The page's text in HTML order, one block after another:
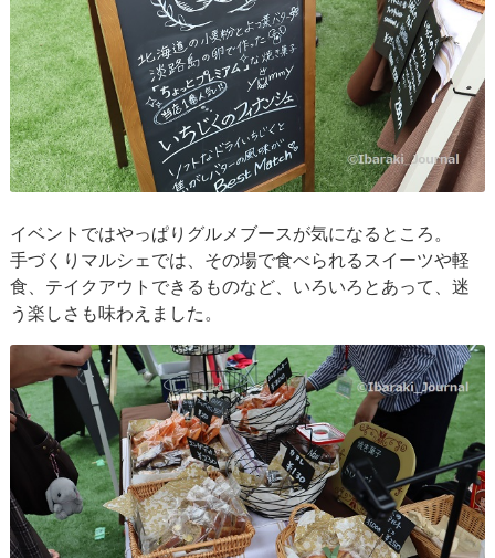
イベントではやっぱりグルメブースが気になるところ。
手づくりマルシェでは、その場で食べられるスイーツや軽
食、テイクアウトできるものなど、いろいろとあって、迷
う楽しさも味わえました。